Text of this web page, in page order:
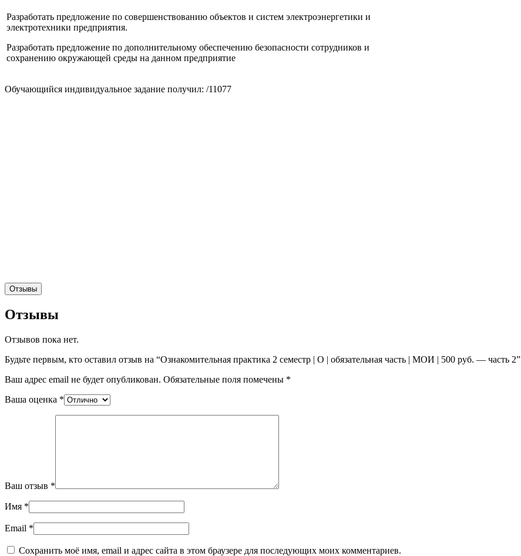
Разработать предложение по совершенствованию объектов и систем электроэнергетики и
электротехники предприятия.
Разработать предложение по дополнительному обеспечению безопасности сотрудников и
сохранению окружающей среды на данном предприятие
Обучающийся индивидуальное задание получил: /11077
Отзывы
Отзывы
Отзывов пока нет.
Будьте первым, кто оставил отзыв на “Ознакомительная практика 2 семестр | О | обязательная часть | МОИ | 500 руб. — часть 2”
Ваш адрес email не будет опубликован. Обязательные поля помечены *
Ваша оценка *
Ваш отзыв *
Имя *
Email *
Сохранить моё имя, email и адрес сайта в этом браузере для последующих моих комментариев.